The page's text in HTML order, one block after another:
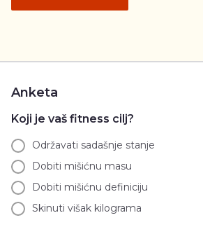
Anketa
Koji je vaš fitness cilj?
Održavati sadašnje stanje
Dobiti mišićnu masu
Dobiti mišićnu definiciju
Skinuti višak kilograma